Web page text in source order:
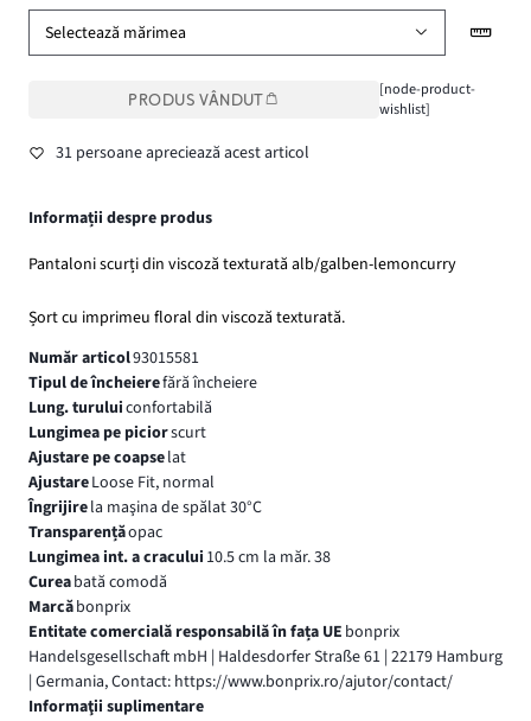
Selectează mărimea
PRODUS VÂNDUT
[node-product-
wishlist]
31 persoane apreciează acest articol
Informații despre produs
Pantaloni scurți din viscoză texturată alb/galben-lemoncurry
Șort cu imprimeu floral din viscoză texturată.
Număr articol93015581
Tipul de încheierefără încheiere
Lung. turuluiconfortabilă
Lungimea pe piciorscurt
Ajustare pe coapselat
AjustareLoose Fit, normal
Îngrijirela maşina de spălat 30°C
Transparențăopac
Lungimea int. a cracului 10.5 cm la măr. 38
Cureabată comodă
Marcăbonprix
Entitate comercială responsabilă în fața UE bonprix
Handelsgesellschaft mbH | Haldesdorfer Straße 61 | 22179 Hamburg
| Germania, Contact: https://www.bonprix.ro/ajutor/contact/
Informaţii suplimentare